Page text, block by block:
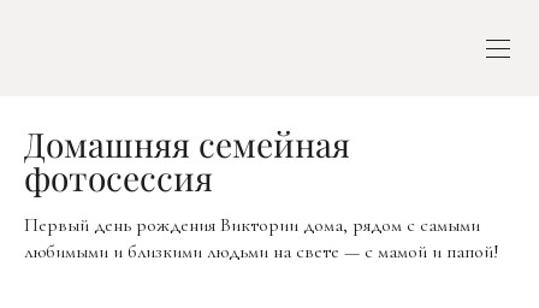
Домашняя семейная
фотосессия
Первый день рождения Виктории дома, рядом с самыми
любимыми и близкими людьми на свете — с мамой и папой!